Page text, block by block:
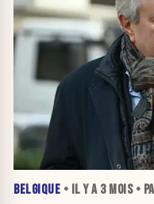
BELGIQUE • IL Y A 3 MOIS•